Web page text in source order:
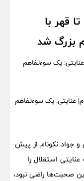
قهر با
بزرگ شد
عنایتی: یک سوءتفاهم
و جواد نکونام از پیش
استقلال را
صحبت‌ها راضی نبود،